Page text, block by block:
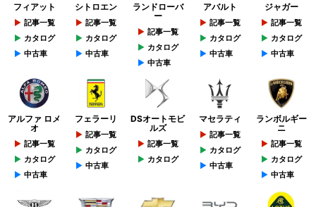
フィアット
記事一覧
カタログ
中古車
シトロエン
記事一覧
カタログ
中古車
ランドローバ
ー
記事一覧
カタログ
中古車
アバルト
記事一覧
カタログ
中古車
ジャガー
記事一覧
カタログ
中古車
アルファ ロメ
オ
記事一覧
カタログ
中古車
フェラーリ
記事一覧
カタログ
中古車
DSオートモビ
ルズ
記事一覧
カタログ
マセラティ
記事一覧
カタログ
中古車
ランボルギー
ニ
記事一覧
カタログ
中古車